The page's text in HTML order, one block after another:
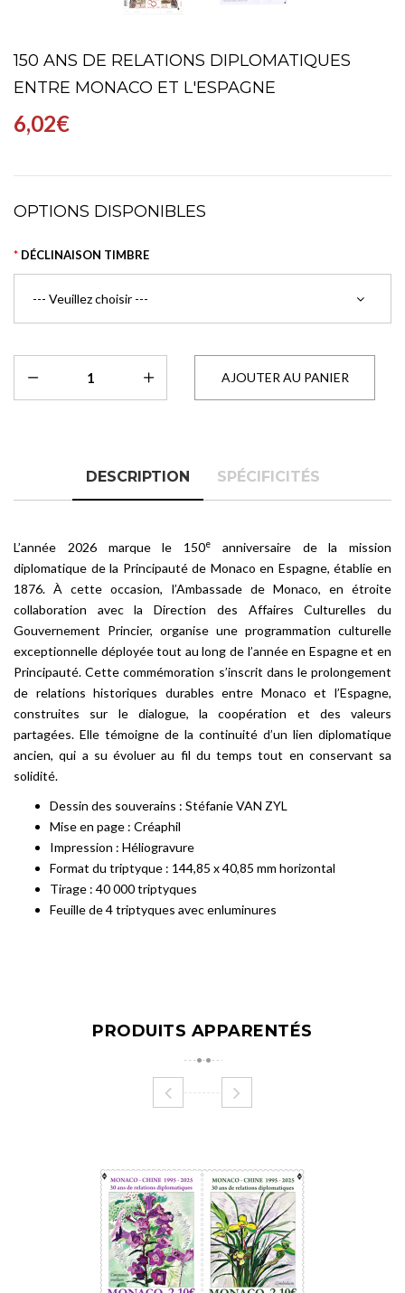
150 ANS DE RELATIONS DIPLOMATIQUES
ENTRE MONACO ET L'ESPAGNE
6,02€
OPTIONS DISPONIBLES
DÉCLINAISON TIMBRE
DESCRIPTION SPÉCIFICITÉS
L’année 2026 marque le 150e
anniversaire de la mission
diplomatique de la Principauté de Monaco en Espagne, établie en
1876. À cette occasion, l’Ambassade de Monaco, en étroite
collaboration avec la Direction des Affaires Culturelles du
Gouvernement Princier, organise une programmation culturelle
exceptionnelle déployée tout au long de l’année en Espagne et en
Principauté. Cette commémoration s’inscrit dans le prolongement
de relations historiques durables entre Monaco et l’Espagne,
construites sur le dialogue, la coopération et des valeurs
partagées. Elle témoigne de la continuité d’un lien diplomatique
ancien, qui a su évoluer au fil du temps tout en conservant sa
solidité.
Dessin des souverains : Stéfanie VAN ZYL
Mise en page : Créaphil
Impression : Héliogravure
Format du triptyque : 144,85 x 40,85 mm horizontal
Tirage : 40 000 triptyques
Feuille de 4 triptyques avec enluminures
PRODUITS APPARENTÉS